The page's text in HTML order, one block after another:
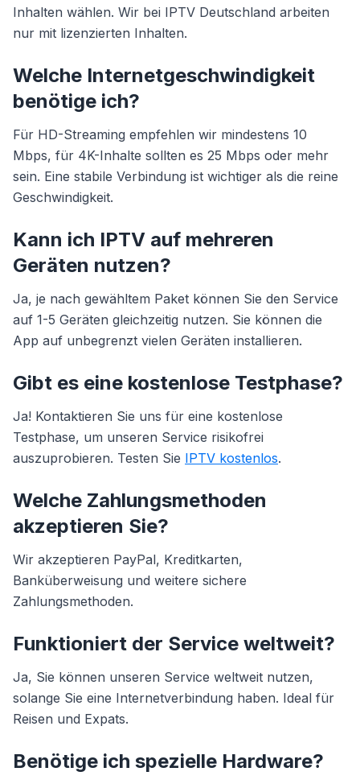
Inhalten wählen. Wir bei IPTV Deutschland arbeiten
nur mit lizenzierten Inhalten.
Welche Internetgeschwindigkeit
benötige ich?
Für HD-Streaming empfehlen wir mindestens 10
Mbps, für 4K-Inhalte sollten es 25 Mbps oder mehr
sein. Eine stabile Verbindung ist wichtiger als die reine
Geschwindigkeit.
Kann ich IPTV auf mehreren
Geräten nutzen?
Ja, je nach gewähltem Paket können Sie den Service
auf 1-5 Geräten gleichzeitig nutzen. Sie können die
App auf unbegrenzt vielen Geräten installieren.
Gibt es eine kostenlose Testphase?
Ja! Kontaktieren Sie uns für eine kostenlose
Testphase, um unseren Service risikofrei
auszuprobieren. Testen Sie IPTV kostenlos.
Welche Zahlungsmethoden
akzeptieren Sie?
Wir akzeptieren PayPal, Kreditkarten,
Banküberweisung und weitere sichere
Zahlungsmethoden.
Funktioniert der Service weltweit?
Ja, Sie können unseren Service weltweit nutzen,
solange Sie eine Internetverbindung haben. Ideal für
Reisen und Expats.
Benötige ich spezielle Hardware?